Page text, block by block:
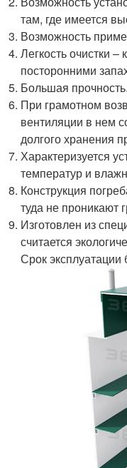
там, где имеется
Возможность
Легкость очистки –
посторонними
Большая прочность.
При грамотном
вентиляции в нем
долгого хранения
Характеризуется
температур и
Конструкция
туда не проникают
Изготовлен из
считается
Срок эксплуатации